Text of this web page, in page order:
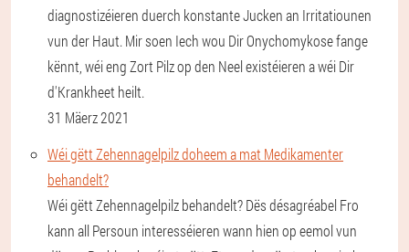
diagnostizéieren duerch konstante Jucken an Irritatiounen
vun der Haut. Mir soen Iech wou Dir Onychomykose fange
kënnt, wéi eng Zort Pilz op den Neel existéieren a wéi Dir
d'Krankheet heilt.
31 Mäerz 2021
Wéi gëtt Zehennagelpilz doheem a mat Medikamenter
behandelt?
Wéi gëtt Zehennagelpilz behandelt? Dës désagréabel Fro
kann all Persoun interesséieren wann hien op eemol vun